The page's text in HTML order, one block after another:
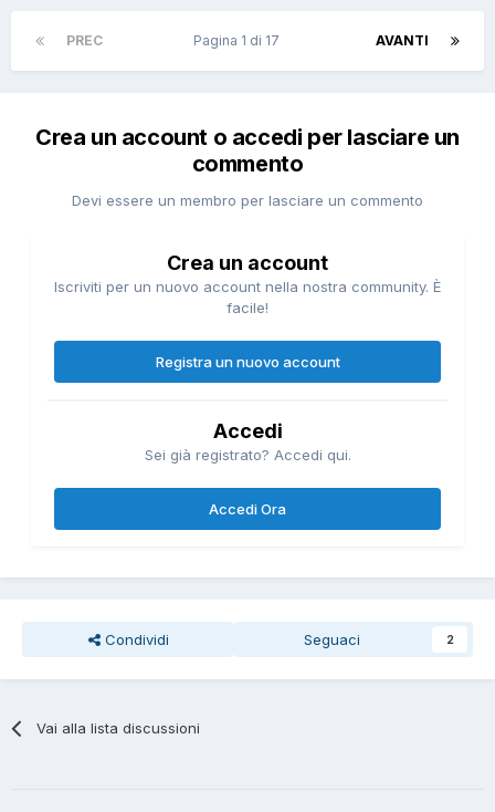
PREC AVANTI
Pagina 1 di 17
Crea un account o accedi per lasciare un
commento
Devi essere un membro per lasciare un commento
Crea un account
Iscriviti per un nuovo account nella nostra community. È
facile!
Registra un nuovo account
Accedi
Sei già registrato? Accedi qui.
Accedi Ora
Condividi Seguaci 2
Vai alla lista discussioni